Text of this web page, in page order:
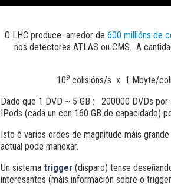
O LHC produce arredor de600 millións de
nos detectores ATLAS ou CMS. A
109 colisións/s x 1 Mbyte/
Dado que 1 DVD ~ 5 GB : 200000 DVDs
IPods (cada un con 160 GB de capacidade)
Isto é varios ordes de magnitude máis
actual pode manexar.
Un sistema trigger (disparo) tense
interesantes (máis información sobre o trigger